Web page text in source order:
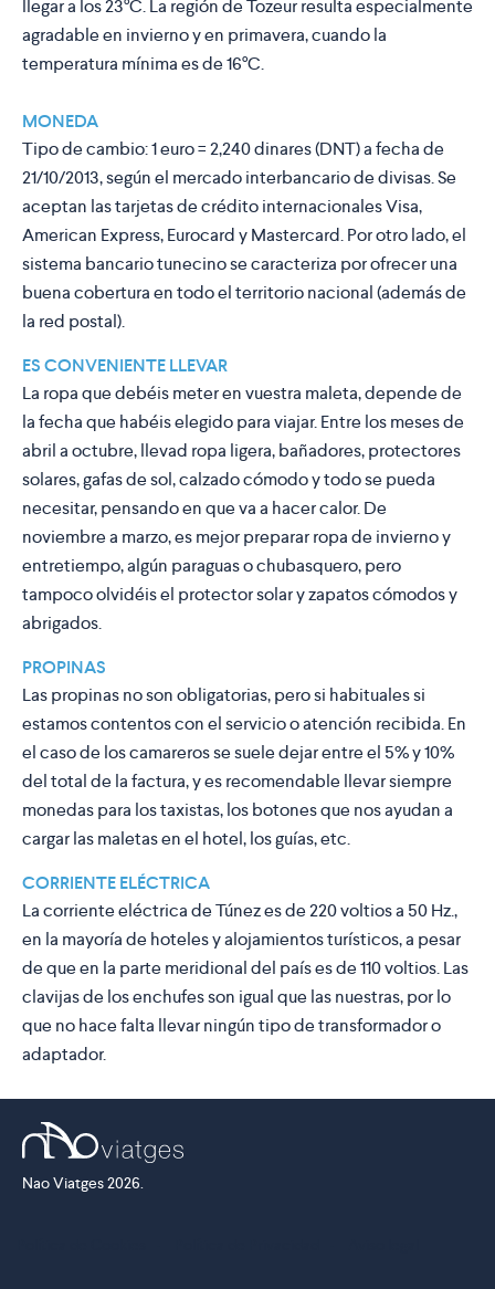
llegar a los 23°C. La región de Tozeur resulta especialmente
agradable en invierno y en primavera, cuando la
temperatura mínima es de 16°C.
MONEDA
Tipo de cambio: 1 euro = 2,240 dinares (DNT) a fecha de
21/10/2013, según el mercado interbancario de divisas. Se
aceptan las tarjetas de crédito internacionales Visa,
American Express, Eurocard y Mastercard. Por otro lado, el
sistema bancario tunecino se caracteriza por ofrecer una
buena cobertura en todo el territorio nacional (además de
la red postal).
ES CONVENIENTE LLEVAR
La ropa que debéis meter en vuestra maleta, depende de
la fecha que habéis elegido para viajar. Entre los meses de
abril a octubre, llevad ropa ligera, bañadores, protectores
solares, gafas de sol, calzado cómodo y todo se pueda
necesitar, pensando en que va a hacer calor. De
noviembre a marzo, es mejor preparar ropa de invierno y
entretiempo, algún paraguas o chubasquero, pero
tampoco olvidéis el protector solar y zapatos cómodos y
abrigados.
PROPINAS
Las propinas no son obligatorias, pero si habituales si
estamos contentos con el servicio o atención recibida. En
el caso de los camareros se suele dejar entre el 5% y 10%
del total de la factura, y es recomendable llevar siempre
monedas para los taxistas, los botones que nos ayudan a
cargar las maletas en el hotel, los guías, etc.
CORRIENTE ELÉCTRICA
La corriente eléctrica de Túnez es de 220 voltios a 50 Hz.,
en la mayoría de hoteles y alojamientos turísticos, a pesar
de que en la parte meridional del país es de 110 voltios. Las
clavijas de los enchufes son igual que las nuestras, por lo
que no hace falta llevar ningún tipo de transformador o
adaptador.
Nao Viatges 2026.